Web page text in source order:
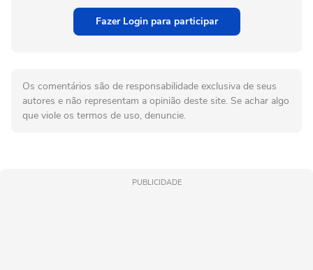
Fazer Login para participar
Os comentários são de responsabilidade exclusiva de seus
autores e não representam a opinião deste site. Se achar algo
que viole os termos de uso, denuncie.
PUBLICIDADE